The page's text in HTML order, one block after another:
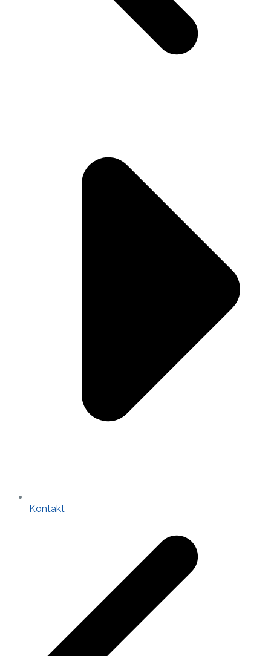
Kontakt